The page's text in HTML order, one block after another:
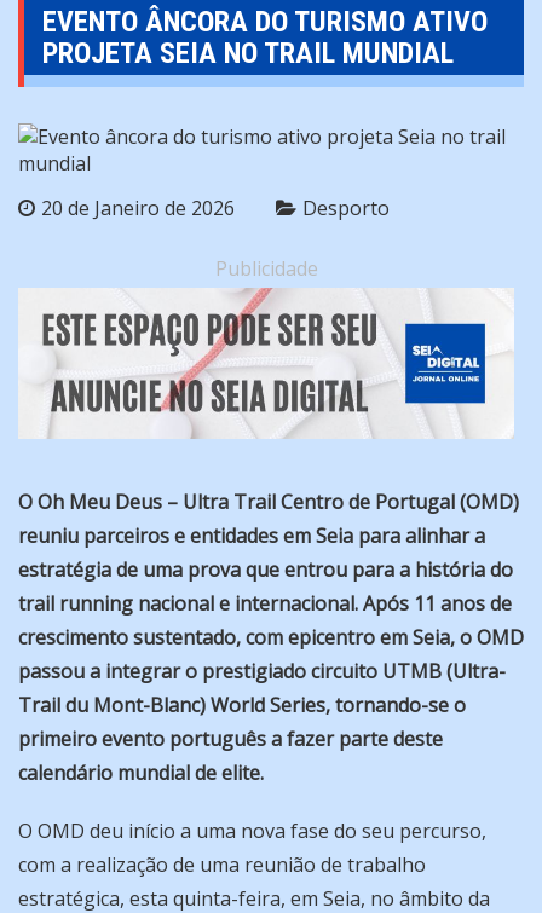
EVENTO ÂNCORA DO TURISMO ATIVO
PROJETA SEIA NO TRAIL MUNDIAL
20 de Janeiro de 2026 Desporto
Publicidade
O Oh Meu Deus – Ultra Trail Centro de Portugal (OMD)
reuniu parceiros e entidades em Seia para alinhar a
estratégia de uma prova que entrou para a história do
trail running nacional e internacional. Após 11 anos de
crescimento sustentado, com epicentro em Seia, o OMD
passou a integrar o prestigiado circuito UTMB (Ultra-
Trail du Mont-Blanc) World Series, tornando-se o
primeiro evento português a fazer parte deste
calendário mundial de elite.
O OMD deu início a uma nova fase do seu percurso,
com a realização de uma reunião de trabalho
estratégica, esta quinta-feira, em Seia, no âmbito da